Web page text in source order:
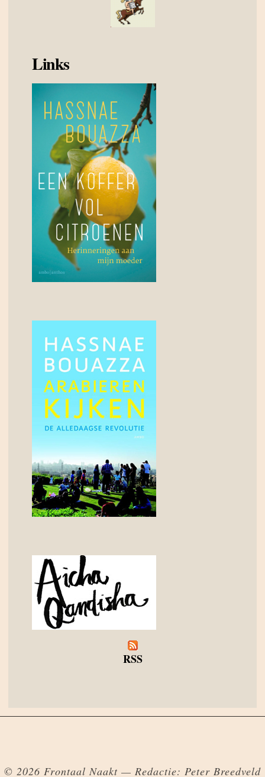
Links
RSS
© 2026 Frontaal Naakt — Redactie: Peter Breedveld